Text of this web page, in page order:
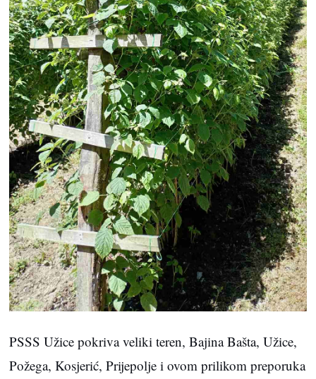
PSSS Užice pokriva veliki teren, Bajina Bašta, Užice,
Požega, Kosjerić, Prijepolje i ovom prilikom preporuka